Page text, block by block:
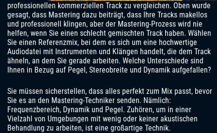
professionellen kommerziellen Track zu vergleichen. Oben wurde
gesagt, dass Mastering dazu beiträgt, dass Ihre Tracks makellos
und professionell klingen, aber der Mastering-Prozess wird nie
helfen, wenn Sie einen schlecht gemischten Track haben. Wählen
Sie einen Referenzmix, bei dem es sich um eine hochwertige
Audiodatei mit Instrumenten und Klängen handelt, die dem Track
ähneln, an dem Sie gerade arbeiten. Welche Unterschiede sind
Ihnen in Bezug auf Pegel, Stereobreite und Dynamik aufgefallen?
Sie müssen sicherstellen, dass alles perfekt zum Mix passt, bevor
Sie es an den Mastering-Techniker senden. Nämlich:
Frequenzbereich, Dynamik und Pegel. Zuhören, um in einer
Vielzahl von Umgebungen mit wenig oder keiner akustischen
Behandlung zu arbeiten, ist eine großartige Technik.